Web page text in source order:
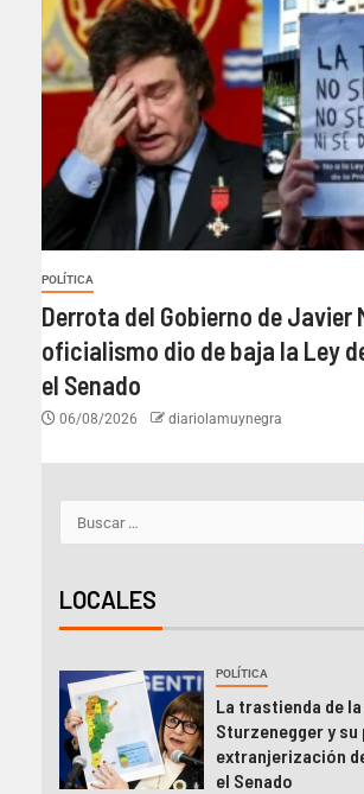
POLÍTICA
Derrota del Gobierno de Javier
oficialismo dio de baja la Ley
el Senado
06/08/2026 diariolamuynegra
LOCALES
POLÍTICA
La trastienda de
Sturzenegger y
extranjerización
el Senado